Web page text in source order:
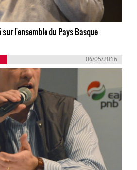
l'ensemble du Pays Basque
06/05/2016